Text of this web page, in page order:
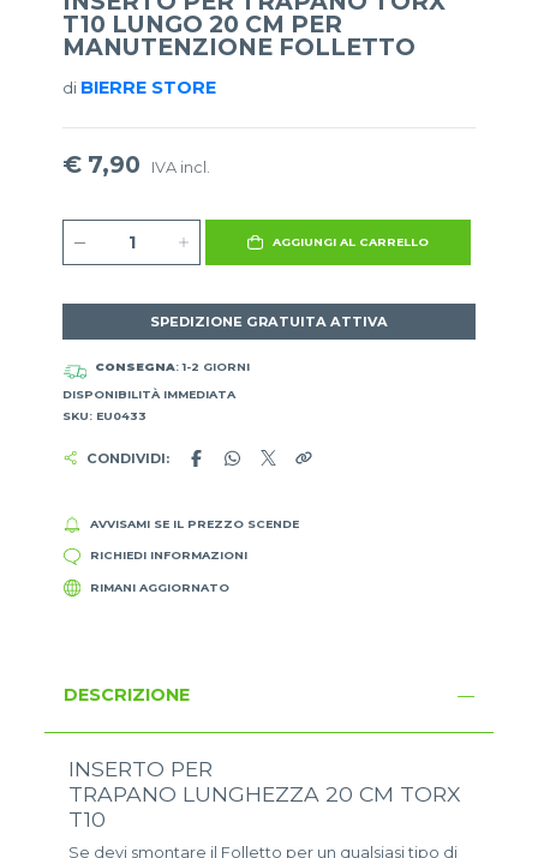
T10 LUNGO 20 CM PER
MANUTENZIONE FOLLETTO
di BIERRE STORE
€ 7,90 IVA incl.
AGGIUNGI AL CARRELLO
SPEDIZIONE GRATUITA ATTIVA
CONSEGNA: 1-2 GIORNI
DISPONIBILITÀ IMMEDIATA
SKU: EU0433
CONDIVIDI:
AVVISAMI SE IL PREZZO SCENDE
RICHIEDI INFORMAZIONI
RIMANI AGGIORNATO
DESCRIZIONE
INSERTO PER
TRAPANO LUNGHEZZA 20 CM TORX
T10
Se devi smontare il Folletto per un qualsiasi tipo di